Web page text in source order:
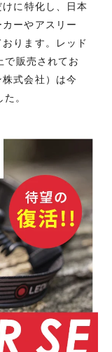
に特化し、日本
ーやアスリー
ります。レッド
で販売されてお
式会社）は今
。